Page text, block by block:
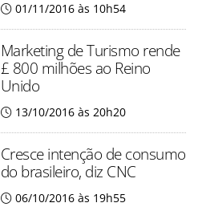
01/11/2016 às 10h54
Marketing de Turismo rende
£ 800 milhões ao Reino
Unido
13/10/2016 às 20h20
Cresce intenção de consumo
do brasileiro, diz CNC
06/10/2016 às 19h55